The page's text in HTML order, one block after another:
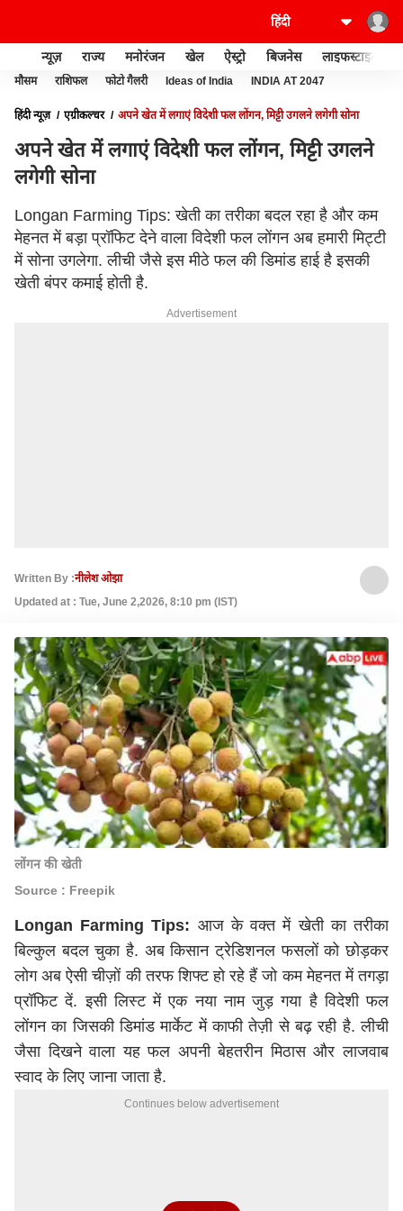
न्यूज़ राज्य मनोरंजन खेल ऐस्ट्रो बिजनेस लाइफस्टाइल
मौसम राशिफल फोटो गैलरी Ideas of India INDIA AT 2047
हिंदी न्यूज़ एग्रीकल्चर अपने खेत में लगाएं विदेशी फल लोंगन, मिट्टी उगलने लगेगी सोना
अपने खेत में लगाएं विदेशी फल लोंगन, मिट्टी उगलने
लगेगी सोना
Longan Farming Tips: खेती का तरीका बदल रहा है और कम
मेहनत में बड़ा प्रॉफिट देने वाला विदेशी फल लोंगन अब हमारी मिट्टी
में सोना उगलेगा. लीची जैसे इस मीठे फल की डिमांड हाई है इसकी
खेती बंपर कमाई होती है.
Advertisement
Written By :नीलेश ओझा
Updated at : Tue, June 2,2026, 8:10 pm (IST)
लोंगन की खेती
Source : Freepik
Longan Farming Tips: आज के वक्त में खेती का तरीका
बिल्कुल बदल चुका है. अब किसान ट्रेडिशनल फसलों को छोड़कर
लोग अब ऐसी चीज़ों की तरफ शिफ्ट हो रहे हैं जो कम मेहनत में तगड़ा
प्रॉफिट दें. इसी लिस्ट में एक नया नाम जुड़ गया है विदेशी फल
लोंगन का जिसकी डिमांड मार्केट में काफी तेज़ी से बढ़ रही है. लीची
जैसा दिखने वाला यह फल अपनी बेहतरीन मिठास और लाजवाब
स्वाद के लिए जाना जाता है.
Continues below advertisement